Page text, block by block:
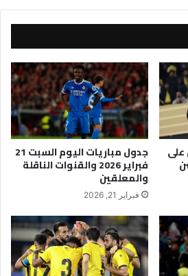
على جدول مباريات اليوم السبت 21
فبراير 2026 والقنوات الناقلة
والمعلقين
فبراير 21, 2026